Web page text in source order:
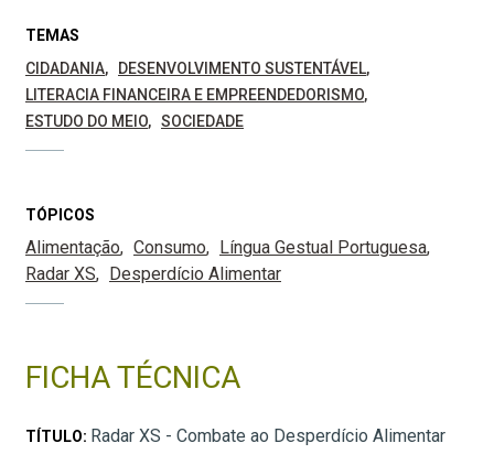
TEMAS
CIDADANIA
DESENVOLVIMENTO SUSTENTÁVEL
LITERACIA FINANCEIRA E EMPREENDEDORISMO
ESTUDO DO MEIO
SOCIEDADE
TÓPICOS
Alimentação Consumo
Língua Gestual Portuguesa
Radar XS
Desperdício Alimentar
FICHA TÉCNICA
TÍTULO: Radar XS - Combate ao Desperdício Alimentar